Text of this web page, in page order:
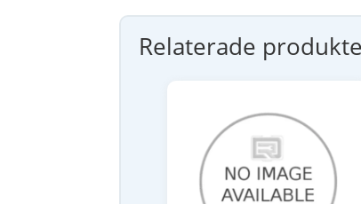
Relaterade